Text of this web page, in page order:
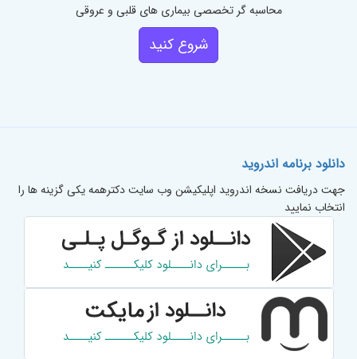
محاسبه گر تخصصی بیماری های قلبی و عروقی
شروع کنید
دانلود برنامه اندروید
جهت دریافت نسخه اندروید اپلیکیشن وب سایت دکترهمه یکی گزینه ها را
انتخاب نمایید